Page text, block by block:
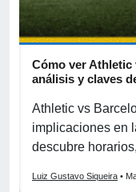
Cómo ver Athletic
análisis y claves
Athletic vs
implicaciones en
descubre
Luiz Gustavo Siqueira •